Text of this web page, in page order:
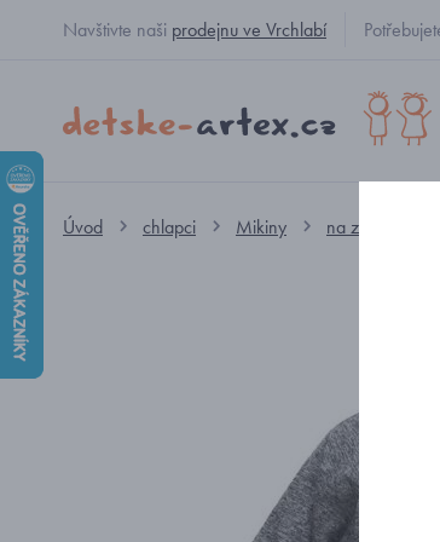
Navštivte naši prodejnu ve Vrchlabí
Úvod chlapci Mikiny na zip bez